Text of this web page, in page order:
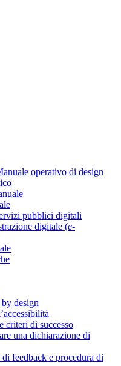
operativo di design
pubblici digitali
digitale (e-
design
criteri di successo
una dichiarazione di
feedback e procedura di